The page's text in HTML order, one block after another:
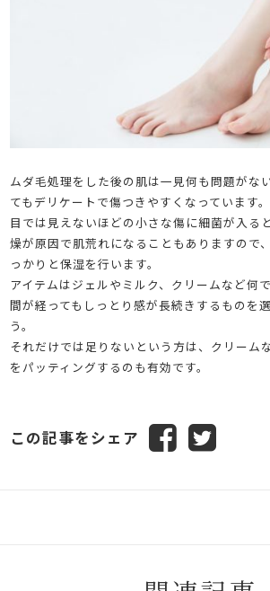
ムダ毛処理をした後の肌は一見何も問題がな
てもデリケートで傷つきやすくなっています。
目では見えないほどの小さな傷に細菌が入る
燥が原因で肌荒れになることもありますので
っかりと保湿を行います。
アイテムはジェルやミルク、クリームなど何
間が経ってもしっとり感が長続きするものを
う。
それだけでは足りないという方は、クリーム
をパッティングするのも有効です。
この記事をシェア